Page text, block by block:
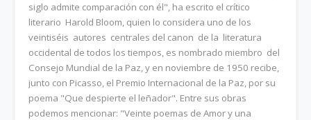
siglo admite comparación con él", ha escrito el crítico
literario Harold Bloom, quien lo considera uno de los
veintiséis autores centrales del canon de la literatura
occidental de todos los tiempos, es nombrado miembro del
Consejo Mundial de la Paz, y en noviembre de 1950 recibe,
junto con Picasso, el Premio Internacional de la Paz, por su
poema "Que despierte el leñador". Entre sus obras
podemos mencionar: "Veinte poemas de Amor y una